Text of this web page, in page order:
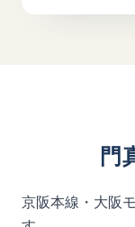
門
京阪本線・大阪